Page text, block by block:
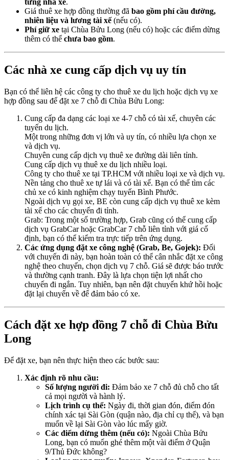
từng nhà xe.
Giá thuê xe hợp đồng thường đã bao gồm phí cầu đường,
nhiên liệu và lương tài xế(nếu có).
Phí giữ xe tại Chùa Bửu Long (nếu có) hoặc các điểm dừng
thêm có thể chưa bao gồm.
Các nhà xe cung cấp dịch vụ uy tín
Bạn có thể liên hệ các công ty cho thuê xe du lịch hoặc dịch vụ xe
hợp đồng sau để đặt xe 7 chỗ đi Chùa Bửu Long:
Cung cấp đa dạng các loại xe 4-7 chỗ có tài xế, chuyên các
tuyến du lịch.
Một trong những đơn vị lớn và uy tín, có nhiều lựa chọn xe
và dịch vụ.
Chuyên cung cấp dịch vụ thuê xe đường dài liên tỉnh.
Cung cấp dịch vụ thuê xe du lịch nhiều loại.
Công ty cho thuê xe tại TP.HCM với nhiều loại xe và dịch vụ.
Nền tảng cho thuê xe tự lái và có tài xế. Bạn có thể tìm các
chủ xe có kinh nghiệm chạy tuyến Bình Phước.
Ngoài dịch vụ gọi xe, BE còn cung cấp dịch vụ thuê xe kèm
tài xế cho các chuyến đi tỉnh.
Grab: Trong một số trường hợp, Grab cũng có thể cung cấp
dịch vụ GrabCar hoặc GrabCar 7 chỗ liên tỉnh với giá cố
định, bạn có thể kiểm tra trực tiếp trên ứng dụng.
Các ứng dụng đặt xe công nghệ (Grab, Be, Gojek): Đối
với chuyến đi này, bạn hoàn toàn có thể cân nhắc đặt xe công
nghệ theo chuyến, chọn dịch vụ 7 chỗ. Giá sẽ được báo trước
và thường cạnh tranh. Đây là lựa chọn tiện lợi nhất cho
chuyến đi ngắn. Tuy nhiên, bạn nên đặt chuyến khứ hồi hoặc
đặt lại chuyến về để đảm bảo có xe.
Cách đặt xe hợp đồng 7 chỗ đi Chùa Bửu
Long
Để đặt xe, bạn nên thực hiện theo các bước sau:
Xác định rõ nhu cầu:
Số lượng người đi: Đảm bảo xe 7 chỗ đủ chỗ cho tất
cả mọi người và hành lý.
Lịch trình cụ thể: Ngày đi, thời gian đón, điểm đón
chính xác tại Sài Gòn (quận nào, địa chỉ cụ thể), và bạn
muốn về lại Sài Gòn vào lúc mấy giờ.
Các điểm dừng thêm (nếu có): Ngoài Chùa Bửu
Long, bạn có muốn ghé thêm một vài điểm ở Quận
9/Thủ Đức không?